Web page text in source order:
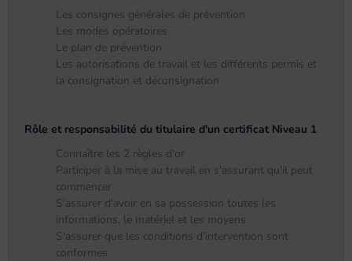
Les consignes générales de prévention
Les modes opératoires
Le plan de prévention
Les autorisations de travail et les différents permis et
la consignation et déconsignation
Rôle et responsabilité du titulaire d'un certificat Niveau 1
Connaître les 2 règles d'or
Participer à la mise au travail en s'assurant qu'il peut
commencer
S'assurer d'avoir en sa possession toutes les
informations, le matériel et les moyens
S'assurer que les conditions d'intervention sont
conformes